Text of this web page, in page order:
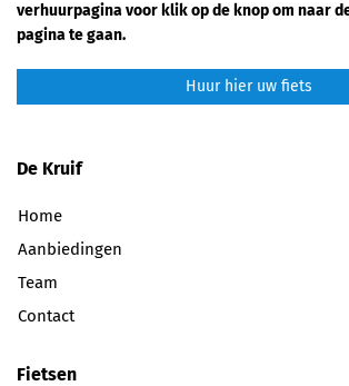
verhuurpagina voor klik op de knop om naar
pagina te gaan.
Huur hier uw fiets
De Kruif
Home
Aanbiedingen
Team
Contact
Fietsen